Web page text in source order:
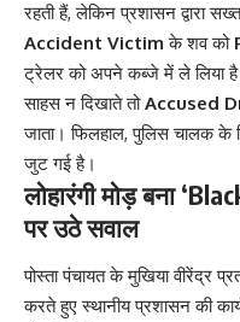
रहती हैं, लेकिन प्रशासन द्वारा
Accident Victim के शव को
ट्रेलर को अपने कब्जे में ले लिया है।
साहस न दिखाते तोAccused
जाता। फिलहाल, पुलिस चालक के
जुट गई है।
लोहारंगी मोड़ बना
पर उठे सवाल
पोस्ता पंचायत के मुखिया वीरेंद्र
करते हुए स्थानीय प्रशासन की